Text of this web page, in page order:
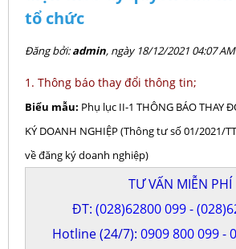
tổ chức
Đăng bởi:admin, ngày 18/12/2021 04:07 AM
1. Thông báo thay đổi thông tin;
Biểu mẫu: Phụ lục II-1 THÔNG BÁO THAY
KÝ DOANH NGHIỆP (Thông tư số 01/2021/
về đăng ký doanh nghiệp)
TƯ VẤN MIỄN PHÍ
ĐT: (028)62800 099-
Hotline (24/7): 0909 800 099-